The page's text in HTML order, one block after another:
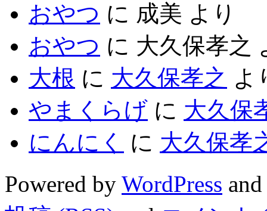
おやつ に 成美 より
おやつ に 大久保孝之
大根 に 大久保孝之 よ
やまくらげ に 大久保
にんにく
に 大久保孝
Powered by WordPress